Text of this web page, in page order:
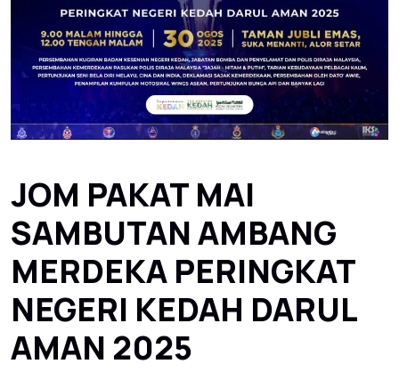
JOM PAKAT MAI
SAMBUTAN AMBANG
MERDEKA PERINGKAT
NEGERI KEDAH DARUL
AMAN 2025